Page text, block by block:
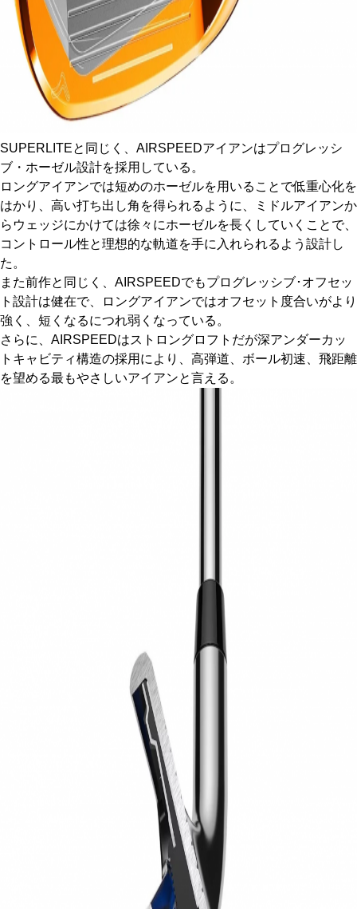
SUPERLITEと同じく、AIRSPEEDアイアンはプログレッシ
ブ・ホーゼル設計を採用している。
ロングアイアンでは短めのホーゼルを用いることで低重心化を
はかり、高い打ち出し角を得られるように、ミドルアイアンか
らウェッジにかけては徐々にホーゼルを長くしていくことで、
コントロール性と理想的な軌道を手に入れられるよう設計し
た。
また前作と同じく、AIRSPEEDでもプログレッシブ･オフセッ
ト設計は健在で、ロングアイアンではオフセット度合いがより
強く、短くなるにつれ弱くなっている。
さらに、AIRSPEEDはストロングロフトだが深アンダーカッ
トキャビティ構造の採用により、高弾道、ボール初速、飛距離
を望める最もやさしいアイアンと言える。